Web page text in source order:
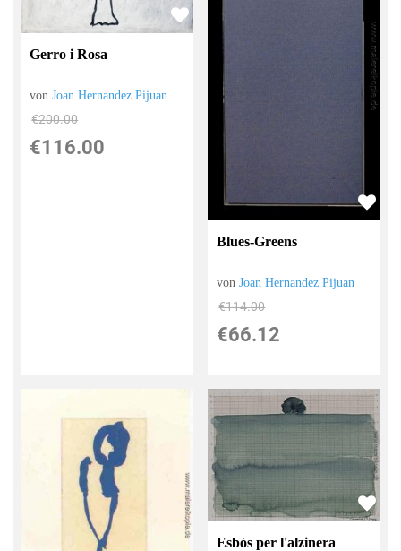
Gerro i Rosa
vonJoan Hernandez Pijuan
€200.00
€116.00
Blues-Greens
vonJoan Hernandez Pijuan
€114.00
€66.12
Esbós per l'alzinera